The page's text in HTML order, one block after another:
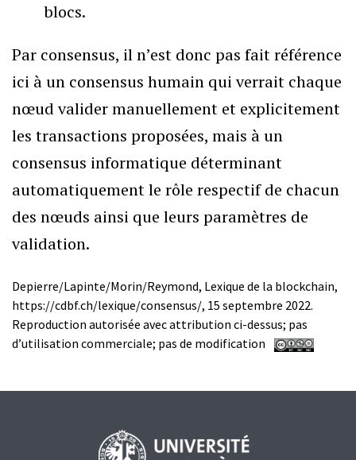
blocs.
Par consensus, il n’est donc pas fait référence
ici à un consensus humain qui verrait chaque
nœud valider manuellement et explicitement
les transactions proposées, mais à un
consensus informatique déterminant
automatiquement le rôle respectif de chacun
des nœuds ainsi que leurs paramètres de
validation.
Depierre/Lapinte/Morin/Reymond, Lexique de la blockchain,
https://cdbf.ch/lexique/consensus/, 15 septembre 2022.
Reproduction autorisée avec attribution ci-dessus; pas
d’utilisation commerciale; pas de modification